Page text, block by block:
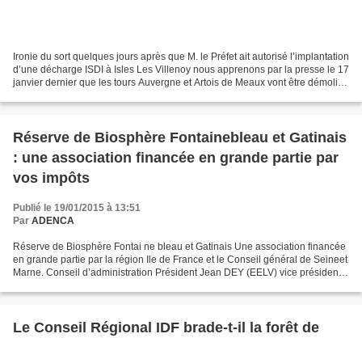
Ironie du sort quelques jours après que M. le Préfet ait autorisé l’implantation
d’une décharge ISDI à Isles Les Villenoy nous apprenons par la presse le 17
janvier dernier que les tours Auvergne et Artois de Meaux vont être démolies
Réserve de Biosphère Fontainebleau et Gatinais
: une association financée en grande partie par
vos impôts
Publié le 19/01/2015 à 13:51
Par ADENCA
Réserve de Biosphère Fontai ne bleau et Gatinais Une association financée
en grande partie par la région Ile de France et le Conseil général de Seineet
Marne. Conseil d’administration Président Jean DEY (EELV) vice président
Le Conseil Régional IDF brade-t-il la forêt de